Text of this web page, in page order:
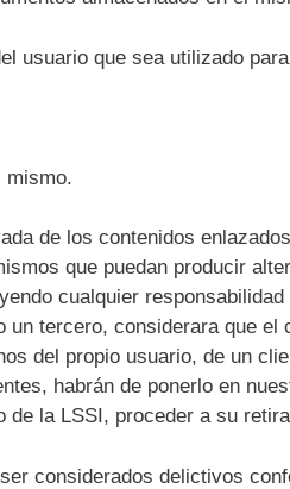
usuario que sea utilizado
mismo.
de los contenidos
que puedan producir
cualquier
tercero, considerara que
del propio usuario, de un
habrán de ponerlo en
de la LSSI, proceder a su
considerados delictivos